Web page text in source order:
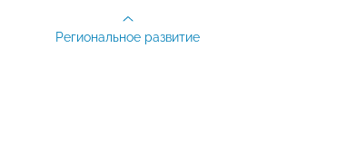
Региональное развитие